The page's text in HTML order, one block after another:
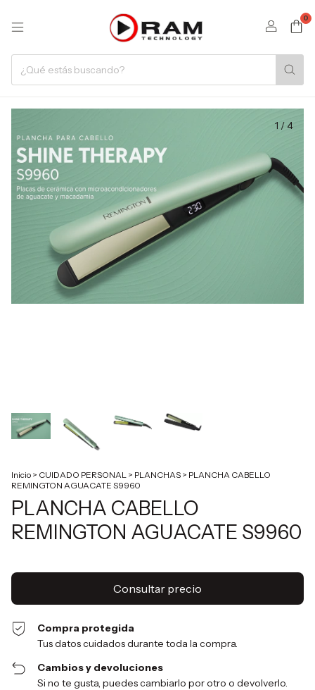
0
1 /4
Inicio > CUIDADO PERSONAL > PLANCHAS > PLANCHA CABELLO
REMINGTON AGUACATE S9960
PLANCHA CABELLO
REMINGTON AGUACATE S9960
Compra protegida
Tus datos cuidados durante toda la compra.
Cambios y devoluciones
Si no te gusta, puedes cambiarlo por otro o devolverlo.